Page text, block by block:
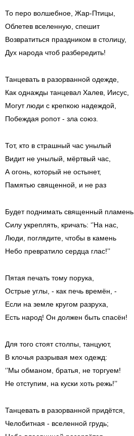
То перо волшебное, Жар-Птицы,
Облетев вселенную, спешит
Возвратиться праздником в столицу,
Дух народа чтоб разбередить!
Танцевать в разорванной одежде,
Как однажды танцевал Халев, Иисус,
Могут люди с крепкою надеждой,
Побеждая ропот - зла союз.
Тот, кто в страшный час унылый
Видит не унылый, мёртвый час,
А огонь, который не остынет,
Памятью священной, и не раз
Будет поднимать священный пламень,
Силу укреплять, кричать: ‘’На нас,
Люди, поглядите, чтобы в камень
Небо превратило сердца глас!’’
Пятая печать тому порука,
Острые углы, - как печь времён, -
Если на земле кругом разруха,
Есть народ! Он должен быть спасён!
Для того стоят столпы, танцуют,
В клочья разрывая мех одежд:
‘’Мы обманом, братья, не торгуем!
Не отступим, на куски хоть режь!’’
Танцевать в разорванной придётся,
Челобитная - вселенной грудь;